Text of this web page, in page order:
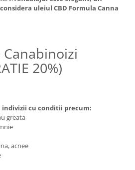
uleiul CBD Formula Canna
20%)
indivizii cu conditii precum:
greata
acnee